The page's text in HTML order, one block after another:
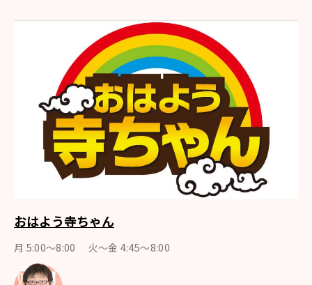
おはよう寺ちゃん
月 5:00～8:00 火～金 4:45～8:00